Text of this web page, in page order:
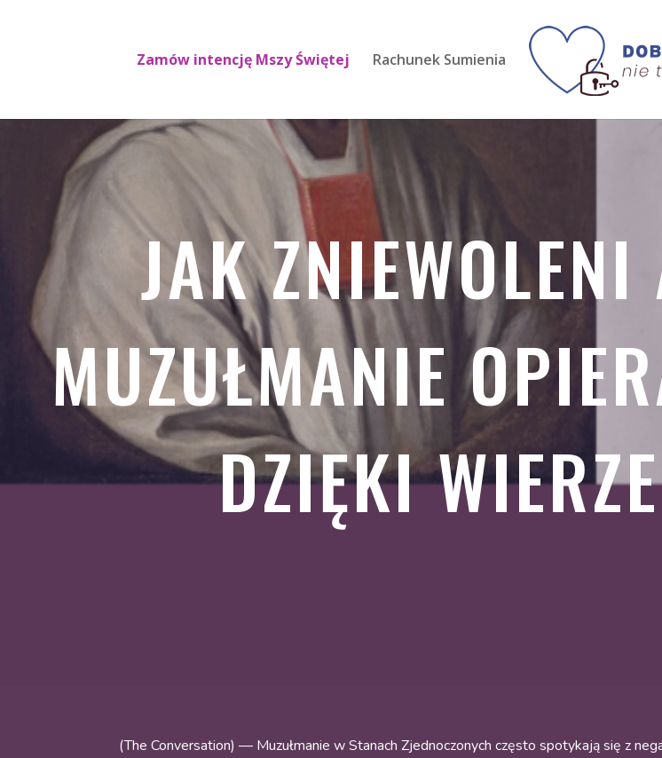
Zamów intencję Mszy Świętej Rachunek Sumienia
JAK
MUZUŁMANIE
DZIĘKI
(The Conversation) — Muzułmanie w Stanach Zjednoczonych często spotykają się z